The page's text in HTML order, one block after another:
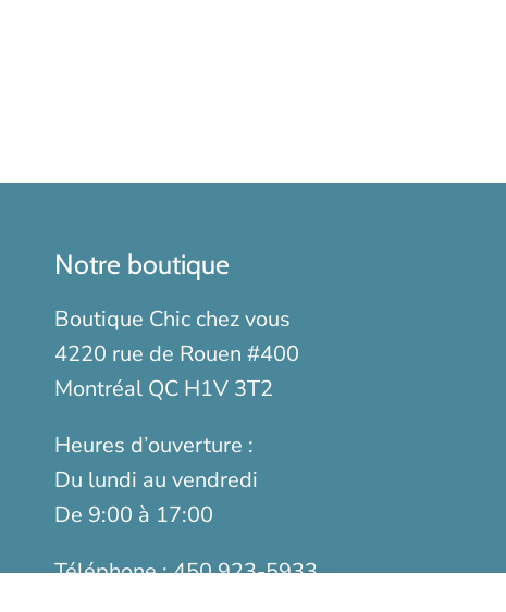
Notre boutique
Boutique Chic chez vous
4220 rue de Rouen #400
Montréal QC H1V 3T2
Heures d’ouverture :
Du lundi au vendredi
De 9:00 à 17:00
Téléphone :450 923-5933